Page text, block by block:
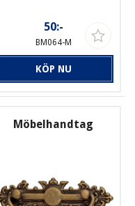
50:-
BM064-M
KÖP NU
Möbelhandtag